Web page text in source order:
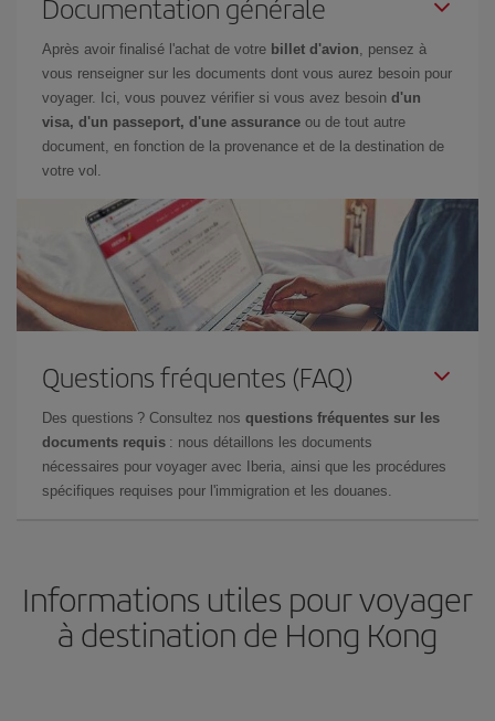
Documentation générale
Après avoir finalisé l'achat de votre billet d'avion, pensez à
vous renseigner sur les documents dont vous aurez besoin pour
voyager. Ici, vous pouvez vérifier si vous avez besoin d'un
visa, d'un passeport, d'une assurance ou de tout autre
document, en fonction de la provenance et de la destination de
votre vol.
Questions fréquentes (FAQ)
Des questions ? Consultez nos questions fréquentes sur les
documents requis : nous détaillons les documents
nécessaires pour voyager avec Iberia, ainsi que les procédures
spécifiques requises pour l'immigration et les douanes.
Informations utiles pour voyager
à destination de Hong Kong